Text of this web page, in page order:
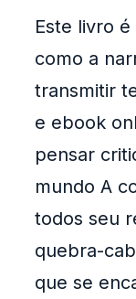
Este livro
como a
transmitir
e ebook
pensar
mundo A
todos seu
quebra-
que se